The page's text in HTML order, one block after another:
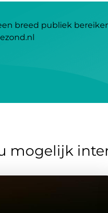
breed publiek
mogelijk